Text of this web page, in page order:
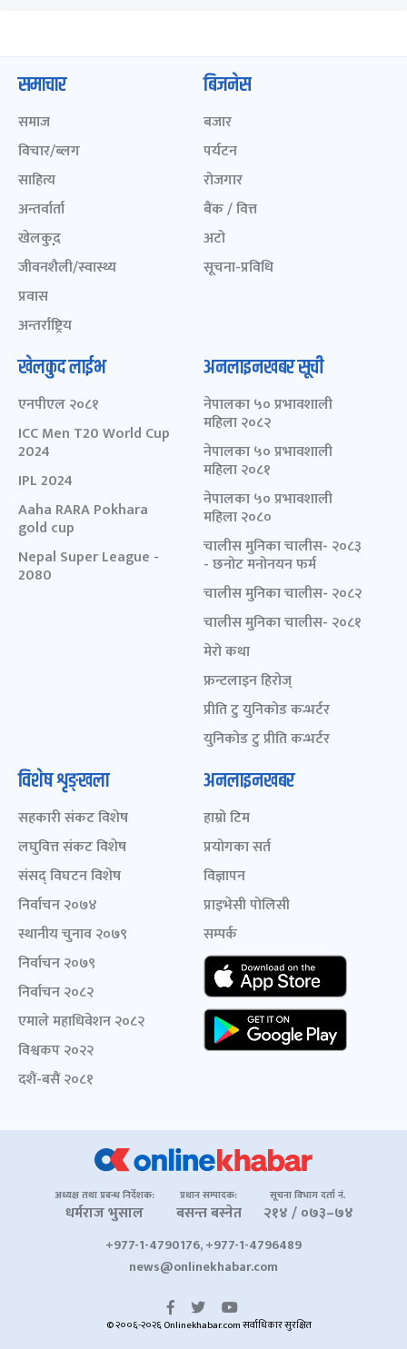
समाचार
समाज
विचार/ब्लग
साहित्य
अन्तर्वार्ता
खेलकुद़़
जीवनशैली/स्वास्थ्य
प्रवास
अन्तर्राष्ट्रिय
बिजनेस
बजार
पर्यटन
रोजगार
बैंक / वित्त
अटो
सूचना-प्रविधि
खेलकुद लाईभ
एनपीएल २०८१
ICC Men T20 World Cup
2024
IPL 2024
Aaha RARA Pokhara
gold cup
Nepal Super League -
2080
अनलाइनखबर सूची
नेपालका ५० प्रभावशाली
महिला २०८२
नेपालका ५० प्रभावशाली
महिला २०८१
नेपालका ५० प्रभावशाली
महिला २०८०
चालीस मुनिका चालीस- २०८३
- छनोट मनोनयन फर्म
चालीस मुनिका चालीस- २०८२
चालीस मुनिका चालीस- २०८१
मेरो कथा
फ्रन्टलाइन हिरोज्
प्रीति टु युनिकोड कन्भर्टर
युनिकोड टु प्रीति कन्भर्टर
विशेष शृङ्खला
सहकारी संकट विशेष
लघुवित्त संकट विशेष
संसद् विघटन विशेष
निर्वाचन २०७४
स्थानीय चुनाव २०७९
निर्वाचन २०७९
निर्वाचन २०८२
एमाले महाधिवेशन २०८२
विश्वकप २०२२
दशैं-बसैं २०८१
अनलाइनखबर
हाम्रो टिम
प्रयोगका सर्त
विज्ञापन
प्राइभेसी पोलिसी
सम्पर्क
अध्यक्ष तथा प्रबन्ध निर्देशक:
धर्मराज भुसाल
प्रधान सम्पादक:
बसन्त बस्नेत
सूचना विभाग दर्ता नं.
२१४ / ०७३–७४
+977-1-4790176, +977-1-4796489
news@onlinekhabar.com
© २००६-२०२६ Onlinekhabar.com सर्वाधिकार सुरक्षित